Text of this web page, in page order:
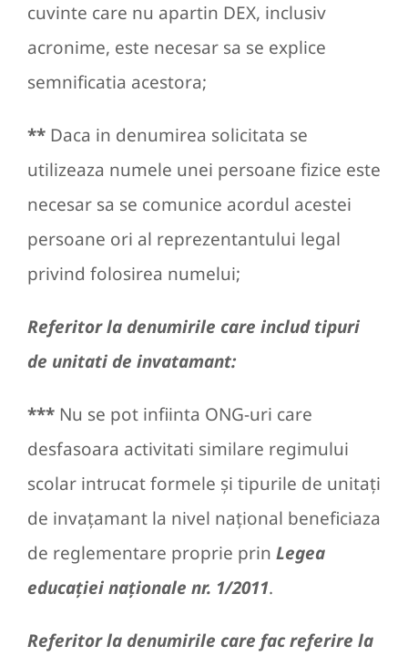
cuvinte care nu apartin DEX, inclusiv
acronime, este necesar sa se explice
semnificatia acestora;
** Daca in denumirea solicitata se
utilizeaza numele unei persoane fizice este
necesar sa se comunice acordul acestei
persoane ori al reprezentantului legal
privind folosirea numelui;
Referitor la denumirile care includ tipuri
de unitati de invatamant:
*** Nu se pot infiinta ONG-uri care
desfasoara activitati similare regimului
scolar intrucat formele şi tipurile de unitaţi
de invaţamant la nivel naţional beneficiaza
de reglementare proprie prin Legea
educaţiei naţionale nr. 1/2011.
Referitor la denumirile care fac referire la